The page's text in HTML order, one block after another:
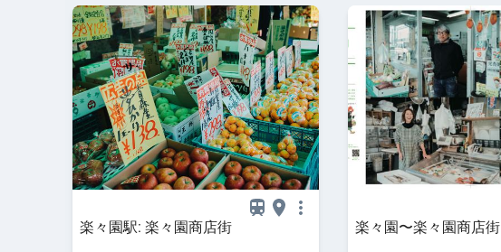
楽々園駅: 楽々園商店街 楽々園〜楽々園商店街